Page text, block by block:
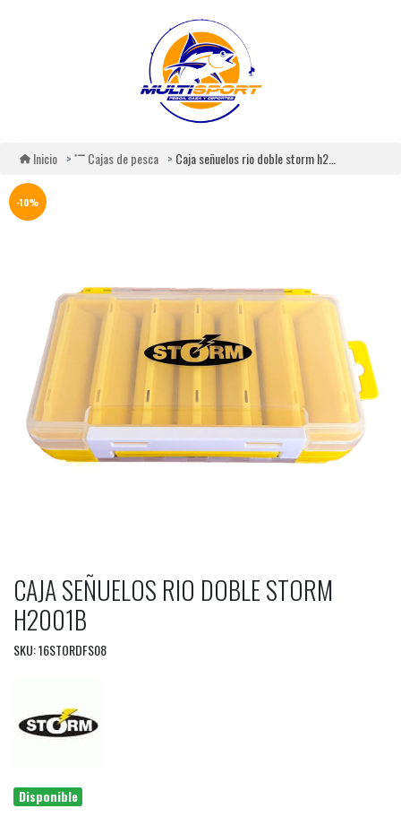
Inicio Cajas de pesca Caja señuelos rio doble storm h2001b
-10%
CAJA SEÑUELOS RIO DOBLE STORM
H2001B
SKU: 16STORDFS08
Disponible